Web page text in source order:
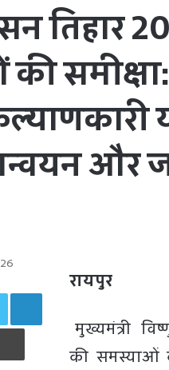
तिहार
की
और
रायपुर
मुख्यमंत्री
की समस्याओं
Twitter LinkedIn
Print